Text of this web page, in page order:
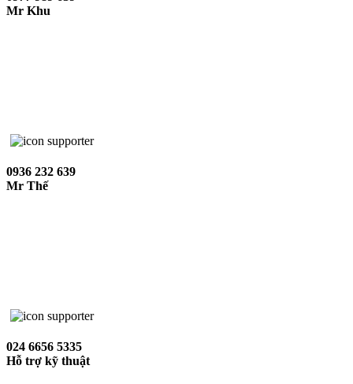
Mr Khu
0936 232 639
Mr Thế
024 6656 5335
Hỗ trợ kỹ thuật